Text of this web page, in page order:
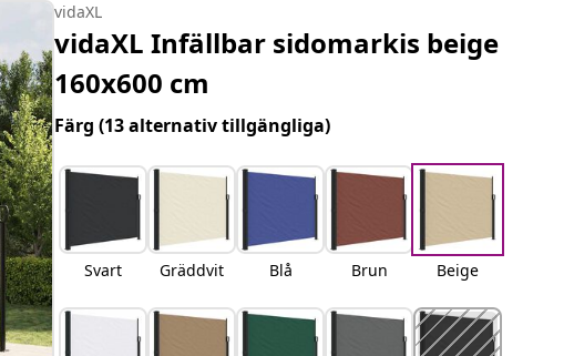
vidaXL
vidaXL Infällbar sidomarkis beige
160x600 cm
Färg(13 alternativ tillgängliga)
Svart Gräddvit Blå Brun Beige